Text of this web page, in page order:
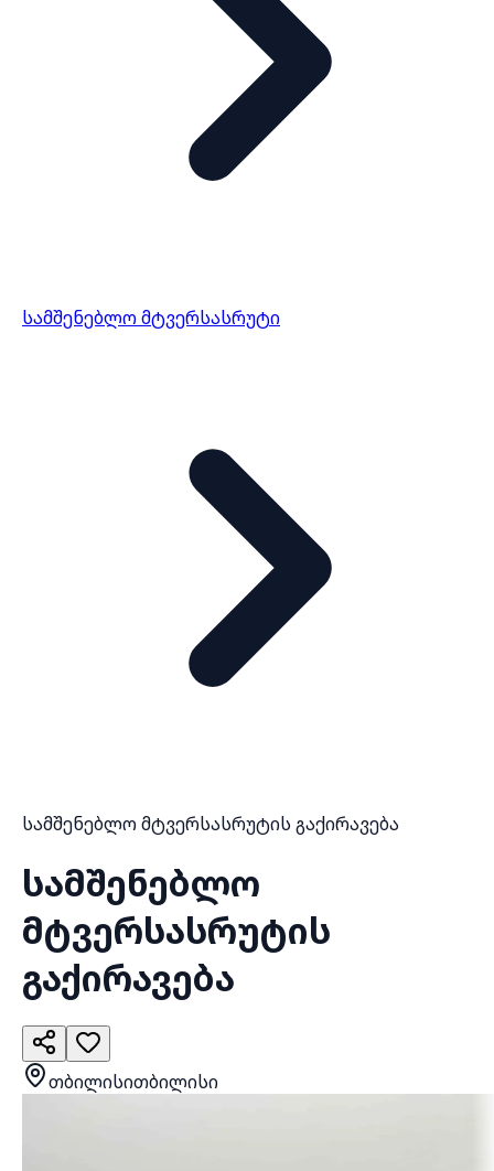
სამშენებლო მტვერსასრუტი
სამშენებლო მტვერსასრუტის გაქირავება
სამშენებლო
მტვერსასრუტის
გაქირავება
თბილისითბილისი